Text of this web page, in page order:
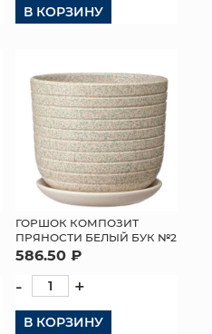
В КОРЗИНУ
ГОРШОК КОМПОЗИТ
ПРЯНОСТИ БЕЛЫЙ БУК №2
586.50 ₽
- +
В КОРЗИНУ